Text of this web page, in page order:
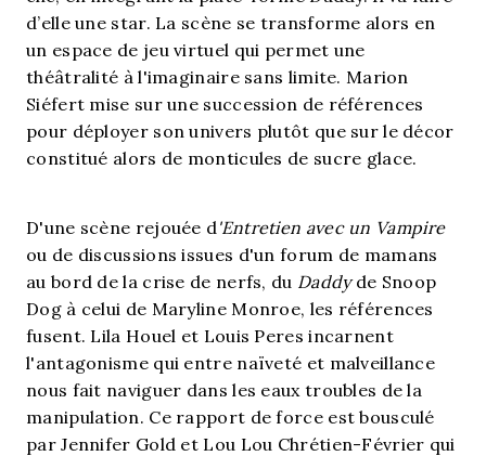
d’elle une star. La scène se transforme alors en
un espace de jeu virtuel qui permet une
théâtralité à l'imaginaire sans limite. Marion
Siéfert mise sur une succession de références
pour déployer son univers plutôt que sur le décor
constitué alors de monticules de sucre glace.
D'une scène rejouée d'Entretien avec un Vampire
ou de discussions issues d'un forum de mamans
au bord de la crise de nerfs, du Daddyde Snoop
Dog à celui de Maryline Monroe, les références
fusent. Lila Houel et Louis Peres incarnent
l'antagonisme qui entre naïveté et malveillance
nous fait naviguer dans les eaux troubles de la
manipulation. Ce rapport de force est bousculé
par Jennifer Gold et Lou Lou Chrétien-Février qui